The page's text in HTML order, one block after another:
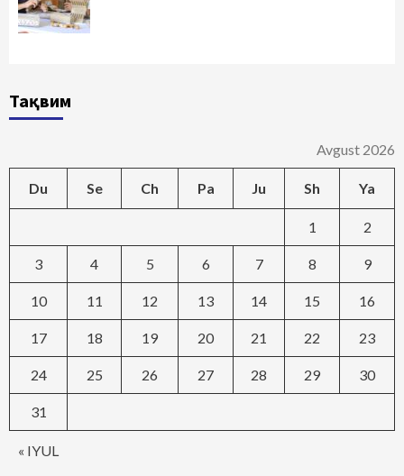
Тақвим
Avgust 2026
Du Se Ch Pa Ju Sh Ya
« IYUL
1 2
3 4 5 6 7 8 9
10 11 12 13 14 15 16
17 18 19 20 21 22 23
24 25 26 27 28 29 30
31